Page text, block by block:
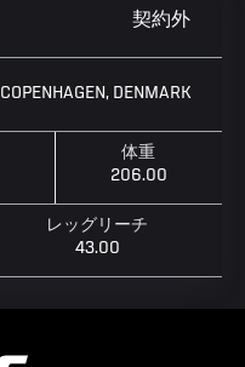
契約外
COPENHAGEN, DENMARK
体重
206.00
レッグリーチ
43.00